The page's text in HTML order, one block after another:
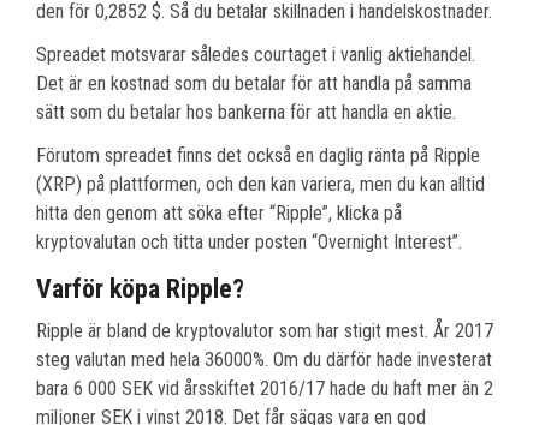
den för 0,2852 $. Så du betalar skillnaden i handelskostnader.
Spreadet motsvarar således courtaget i vanlig aktiehandel.
Det är en kostnad som du betalar för att handla på samma
sätt som du betalar hos bankerna för att handla en aktie.
Förutom spreadet finns det också en daglig ränta på Ripple
(XRP) på plattformen, och den kan variera, men du kan alltid
hitta den genom att söka efter “Ripple”, klicka på
kryptovalutan och titta under posten “Overnight Interest”.
Varför köpa Ripple?
Ripple är bland de kryptovalutor som har stigit mest. År 2017
steg valutan med hela 36000%. Om du därför hade investerat
bara 6 000 SEK vid årsskiftet 2016/17 hade du haft mer än 2
miljoner SEK i vinst 2018. Det får sägas vara en god